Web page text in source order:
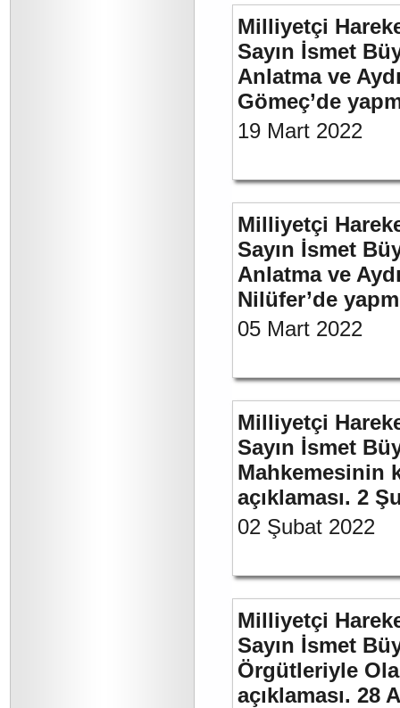
Milliyetçi
Sayın İsmet
Anlatma ve
Gömeç’de
19 Mart 2022
Milliyetçi
Sayın İsmet
Anlatma ve
Nilüfer’de
05 Mart 2022
Milliyetçi
Sayın İsmet
Mahkemesinin
açıklaması. 2
02 Şubat 2022
Milliyetçi
Sayın İsmet
Örgütleriyle
açıklaması. 28